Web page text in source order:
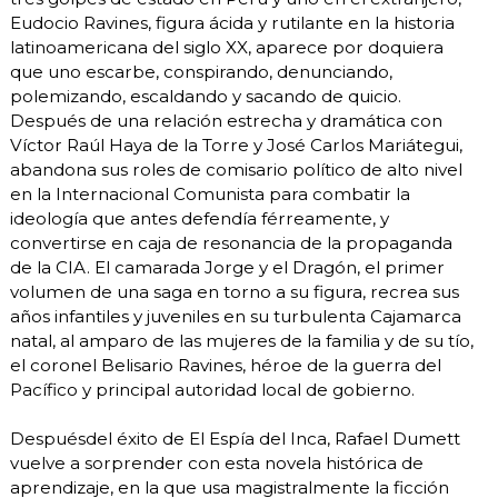
Eudocio Ravines, figura ácida y rutilante en la historia
latinoamericana del siglo XX, aparece por doquiera
que uno escarbe, conspirando, denunciando,
polemizando, escaldando y sacando de quicio.
Después de una relación estrecha y dramática con
Víctor Raúl Haya de la Torre y José Carlos Mariátegui,
abandona sus roles de comisario político de alto nivel
en la Internacional Comunista para combatir la
ideología que antes defendía férreamente, y
convertirse en caja de resonancia de la propaganda
de la CIA. El camarada Jorge y el Dragón, el primer
volumen de una saga en torno a su figura, recrea sus
años infantiles y juveniles en su turbulenta Cajamarca
natal, al amparo de las mujeres de la familia y de su tío,
el coronel Belisario Ravines, héroe de la guerra del
Pacífico y principal autoridad local de gobierno.
Despuésdel éxito de El Espía del Inca, Rafael Dumett
vuelve a sorprender con esta novela histórica de
aprendizaje, en la que usa magistralmente la ficción